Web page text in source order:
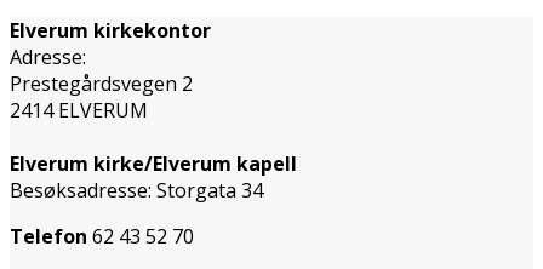
Elverum kirkekontor
Adresse:
Prestegårdsvegen 2
2414 ELVERUM
Elverum kirke/Elverum kapell
Besøksadresse: Storgata 34
Telefon 62 43 52 70